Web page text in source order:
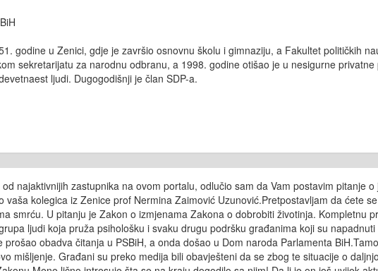
godine u Zenici, gdje je završio osnovnu školu i gimnaziju, a Fakultet političkih
sekretarijatu za narodnu odbranu, a 1998. godine otišao je u nesigurne
ljudi. Dugogodišnji je član SDP-a.
najaktivnijih zastupnika na ovom portalu, odlučio sam da Vam postavim pitanje
kolegica iz Zenice prof Nermina Zaimović Uzunović.Pretpostavljam da ćete
smrću. U pitanju je Zakon o izmjenama Zakona o dobrobiti životinja. Kompletnu
ljudi koja pruža psihološku i svaku drugu podršku građanima koji su
obadva čitanja u PSBiH, a onda došao u Dom naroda Parlamenta
mišljenje. Građani su preko medija bili obavješteni da se zbog te situacije o